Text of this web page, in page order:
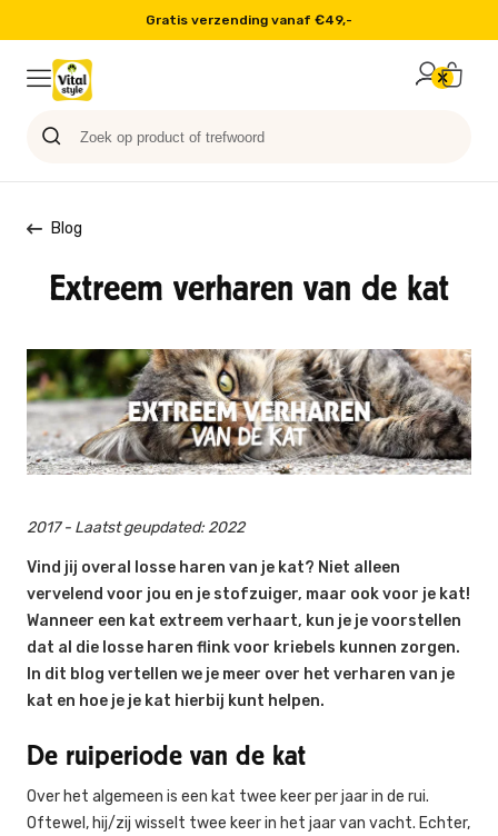
Gratis verzending vanaf €49,-
Probeer nu
Blog
Extreem verharen van de kat
2017 - Laatst geupdated: 2022
Vind jij overal losse haren van je kat? Niet alleen
vervelend voor jou en je stofzuiger, maar ook voor je kat!
Wanneer een kat extreem verhaart, kun je je voorstellen
dat al die losse haren flink voor kriebels kunnen zorgen.
In dit blog vertellen we je meer over het verharen van je
kat en hoe je je kat hierbij kunt helpen.
De ruiperiode van de kat
Over het algemeen is een kat twee keer per jaar in de rui.
Oftewel, hij/zij wisselt twee keer in het jaar van vacht. Echter,